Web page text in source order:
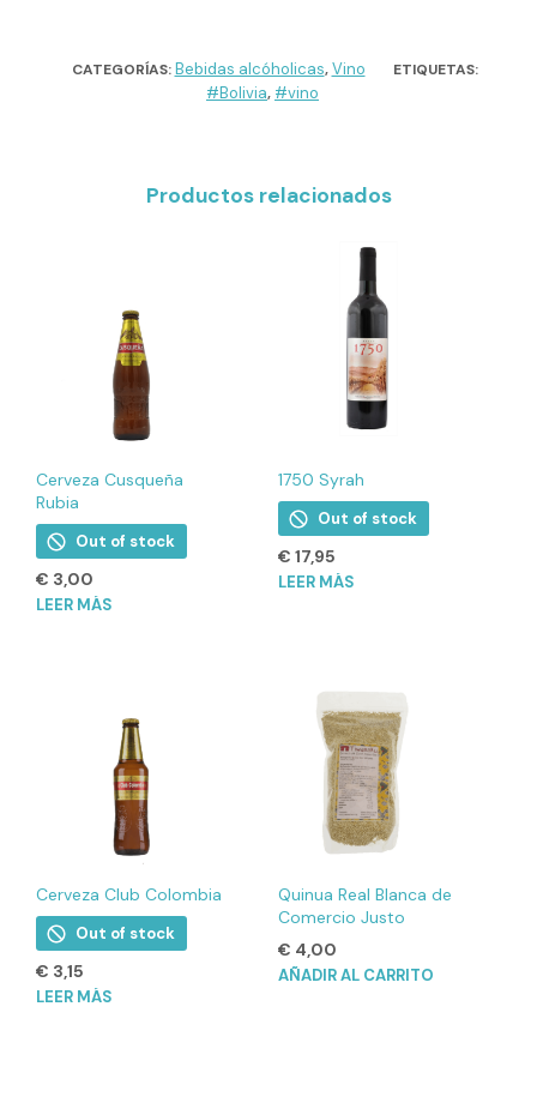
CATEGORÍAS:Bebidas alcóholicas,Vino ETIQUETAS:
#Bolivia, #vino
Productos relacionados
Cerveza Cusqueña
Rubia
Out of stock
€ 3,00
LEER MÁS
1750 Syrah
Out of stock
€ 17,95
LEER MÁS
Cerveza Club Colombia
Out of stock
€ 3,15
LEER MÁS
Quinua Real Blanca de
Comercio Justo
€ 4,00
AÑADIR AL CARRITO